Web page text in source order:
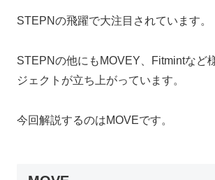
STEPNの飛躍で大注目されています。
STEPNの他にもMOVEY、Fitmintなど
ジェクトが立ち上がっています。
今回解説するのはMOVEです。